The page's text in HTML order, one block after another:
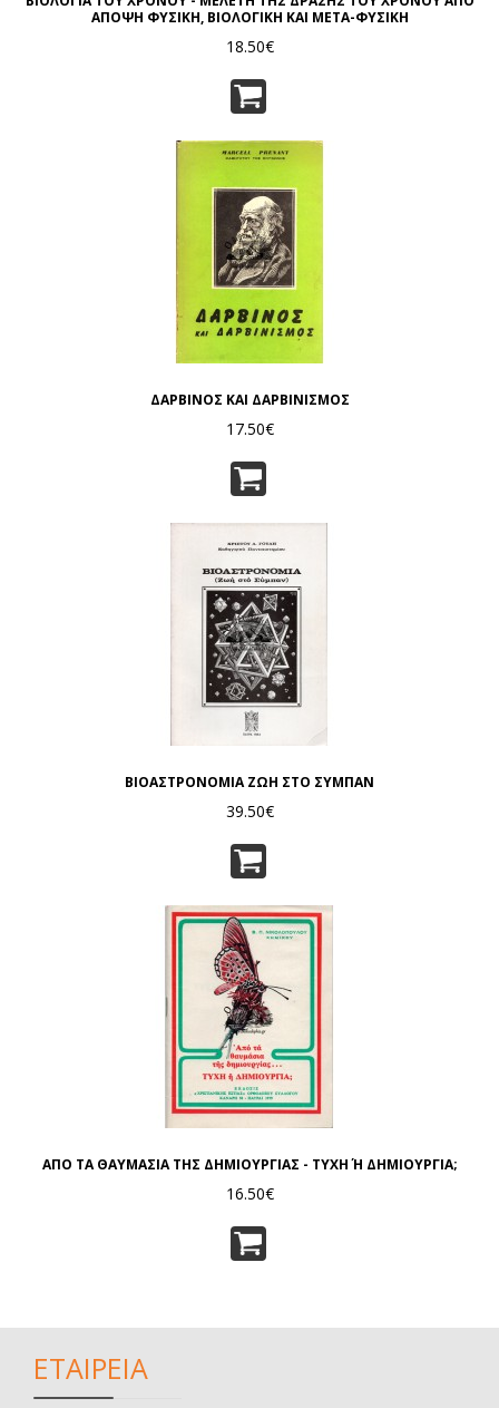
ΑΠΟΨΗ ΦΥΣΙΚΗ, ΒΙΟΛΟΓΙΚΗ ΚΑΙ ΜΕΤΑ-ΦΥΣΙΚΗ
18.50€
ΔΑΡΒΙΝΟΣ ΚΑΙ ΔΑΡΒΙΝΙΣΜΟΣ
17.50€
ΒΙΟΑΣΤΡΟΝΟΜΙΑ ΖΩΗ ΣΤΟ ΣΥΜΠΑΝ
39.50€
ΑΠΟ ΤΑ ΘΑΥΜΑΣΙΑ ΤΗΣ ΔΗΜΙΟΥΡΓΙΑΣ - ΤΥΧΗ Ή ΔΗΜΙΟΥΡΓΙΑ;
16.50€
ΕΤΑΙΡΕΙΑ